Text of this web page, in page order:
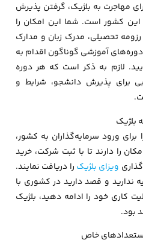
مهاجرت به بلژیک، گرفتن پذیرش
این کشور است. شما این امکان را
تحصیلی، مدرک زبان و مدارک
دوره‌های آموزشی گوناگون اقدام به
لازم به ذکر است که هر دوره
برای پذیرش دانشجو، شرایط و
بلژیک
ورود سرمایه‌گذاران به کشور،
را دارند تا با ثبت شرکت، خرید
ویزای بلژیک را دریافت نمایند.
ندارید و قصد دارید در کشوری با
کاری خود را ادامه دهید، بلژیک
بود.
خاص